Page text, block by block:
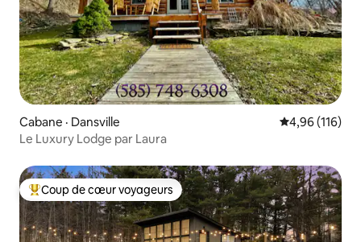
Cabane · Dansville Note
4,96 (116)
Le Luxury Lodge par Laura
Coup de cœur voyageurs parmi les plus aimés
Coup de cœur voyageurs